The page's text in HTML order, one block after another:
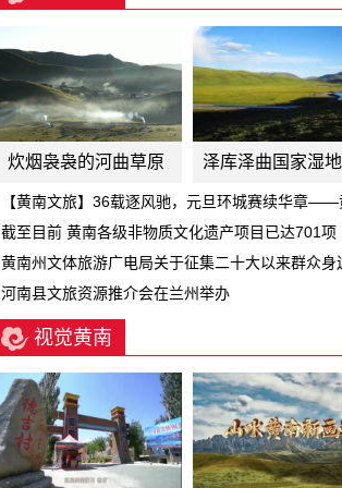
炊烟袅袅的河曲草原 泽库泽曲国家湿
【黄南文旅】36载逐风驰，元旦环城赛续华章——
第三十六届元旦环城赛激情开跑
截至目前 黄南各级非物质文化遗产项目已达701项
黄南州文体旅游广电局关于征集二十大以来群众身
之风和腐败问题线索的公告
河南县文旅资源推介会在兰州举办
视觉黄南